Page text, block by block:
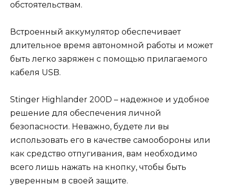
обстоятельствам.
Встроенный аккумулятор обеспечивает
длительное время автономной работы и может
быть легко заряжен с помощью прилагаемого
кабеля USB.
Stinger Highlander 200D – надежное и удобное
решение для обеспечения личной
безопасности. Неважно, будете ли вы
использовать его в качестве самообороны или
как средство отпугивания, вам необходимо
всего лишь нажать на кнопку, чтобы быть
уверенным в своей защите.